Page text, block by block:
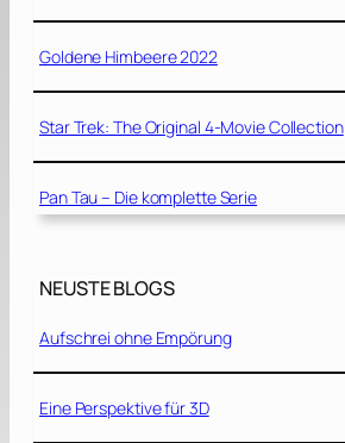
Goldene Himbeere 2022
Star Trek: The Original 4-Movie Collection
Pan Tau – Die komplette Serie
NEUSTE BLOGS
Aufschrei ohne Empörung
Eine Perspektive für 3D